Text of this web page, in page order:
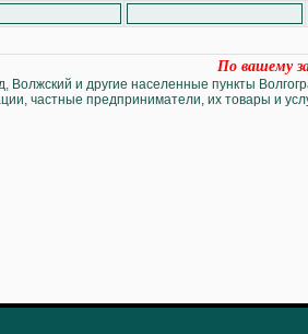
По вашему
Волжский и другие населенные пункты
частные предприниматели, их товары и